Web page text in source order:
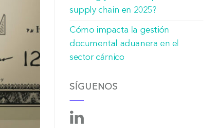
supply chain en 2025?
Cómo impacta la gestión
documental aduanera en el
sector cárnico
SÍGUENOS